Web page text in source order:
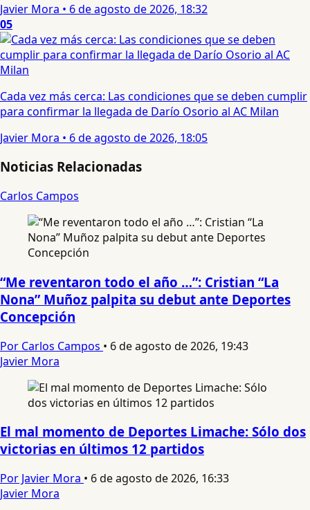
Javier Mora • 6 de agosto de 2026, 18:32
05
Cada vez más cerca: Las condiciones que se deben cumplir
para confirmar la llegada de Darío Osorio al AC Milan
Javier Mora • 6 de agosto de 2026, 18:05
Noticias Relacionadas
Carlos Campos
“Me reventaron todo el año …”: Cristian “La
Nona” Muñoz palpita su debut ante Deportes
Concepción
Por Carlos Campos • 6 de agosto de 2026, 19:43
Javier Mora
El mal momento de Deportes Limache: Sólo dos
victorias en últimos 12 partidos
Por Javier Mora • 6 de agosto de 2026, 16:33
Javier Mora